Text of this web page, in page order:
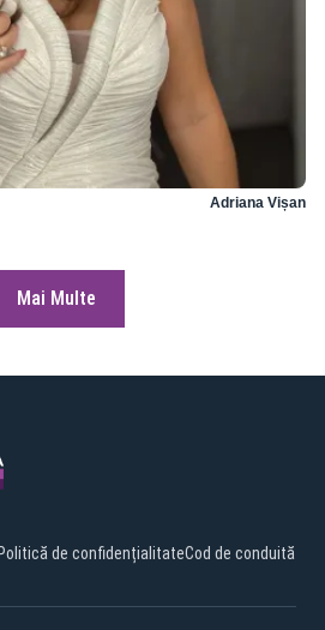
Adriana Vișan
Mai Multe
de confidențialitateCod de conduită